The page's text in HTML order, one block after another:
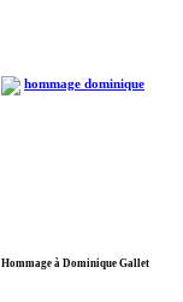
Hommage à Dominique Gallet